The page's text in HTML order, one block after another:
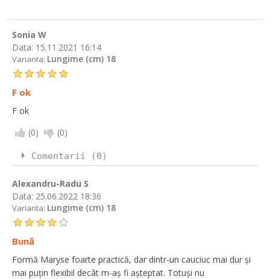
Sonia W
Data: 15.11.2021 16:14
Varianta: Lungime (cm) 18
F ok
F ok
(0) (0)
Comentarii (0)
Alexandru-Radu S
Data: 25.06.2022 18:36
Varianta: Lungime (cm) 18
Bună
Formă Maryse foarte practică, dar dintr-un cauciuc mai dur și
mai puțin flexibil decât m-aș fi așteptat. Totuși nu